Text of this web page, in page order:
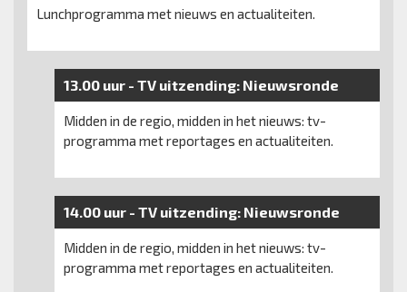
Lunchprogramma met nieuws en actualiteiten.
13.00 uur - TV uitzending: Nieuwsronde
Midden in de regio, midden in het nieuws: tv-
programma met reportages en actualiteiten.
14.00 uur - TV uitzending: Nieuwsronde
Midden in de regio, midden in het nieuws: tv-
programma met reportages en actualiteiten.